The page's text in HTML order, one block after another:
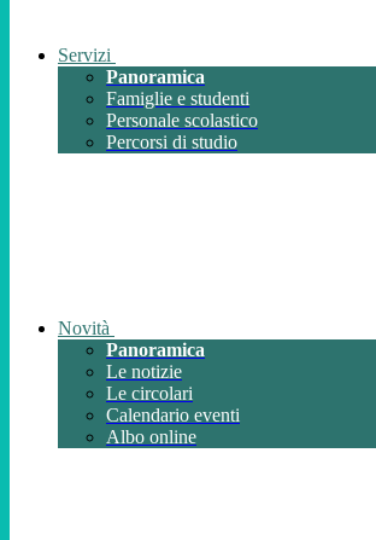
Servizi
Panoramica
Famiglie e studenti
Personale scolastico
Percorsi di studio
Novità
Panoramica
Le notizie
Le circolari
Calendario eventi
Albo online